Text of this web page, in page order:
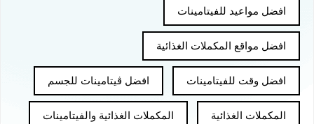
افضل مواعيد للفيتامينات
افضل مواقع المكملات الغذائية
افضل وقت للفيتامينات افضل ڤيتامينات للجسم
المكملات الغذائية المكملات الغذائية والفيتامينات